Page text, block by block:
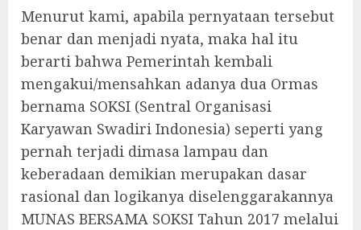
Menurut kami, apabila pernyataan tersebut
benar dan menjadi nyata, maka hal itu
berarti bahwa Pemerintah kembali
mengakui/mensahkan adanya dua Ormas
bernama SOKSI (Sentral Organisasi
Karyawan Swadiri Indonesia) seperti yang
pernah terjadi dimasa lampau dan
keberadaan demikian merupakan dasar
rasional dan logikanya diselenggarakannya
MUNAS BERSAMA SOKSI Tahun 2017 melalui